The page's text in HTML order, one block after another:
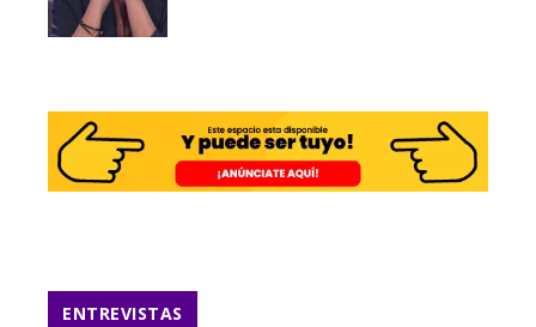
ENTREVISTAS